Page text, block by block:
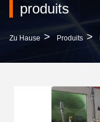
produits
Zu Hause > Produits >